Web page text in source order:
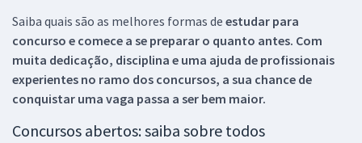
Saiba quais são as melhores formas de estudar para
concurso e comece a se preparar o quanto antes. Com
muita dedicação, disciplina e uma ajuda de profissionais
experientes no ramo dos concursos, a sua chance de
conquistar uma vaga passa a ser bem maior.
Concursos abertos: saiba sobre todos